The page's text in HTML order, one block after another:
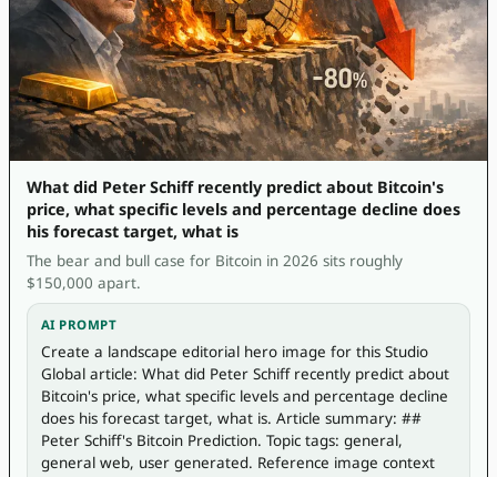
What did Peter Schiff recently predict about Bitcoin's
price, what specific levels and percentage decline does
his forecast target, what is
The bear and bull case for Bitcoin in 2026 sits roughly
$150,000 apart.
AI PROMPT
Create a landscape editorial hero image for this Studio
Global article: What did Peter Schiff recently predict about
Bitcoin's price, what specific levels and percentage decline
does his forecast target, what is. Article summary: ##
Peter Schiff's Bitcoin Prediction. Topic tags: general,
general web, user generated. Reference image context